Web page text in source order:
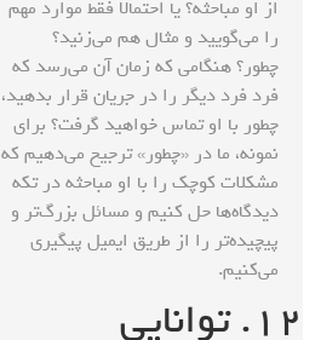
از او مباحثه؟ یا احتمالا فقط موارد مهم
را می‌گویید و مثال هم می‌زنید؟
چطور؟ هنگامی که زمان آن می‌رسد که
فرد فرد دیگر را در جریان قرار بدهید،
چطور با او تماس خواهید گرفت؟ برای
نمونه، ما در «چطور» ترجیح می‌دهیم که
مشکلات کوچک را با او مباحثه در تکه
دیدگاه‌ها حل کنیم و مسائل بزرگ‌تر و
پیچیده‌تر را از طریق ایمیل پیگیری
می‌کنیم.
۱۲. توانایی‌